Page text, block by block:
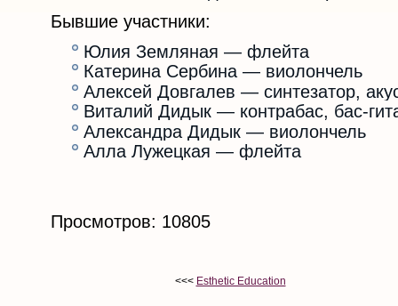
Бывшие участники:
Юлия Земляная — флейта
Катерина Сербина — виолончель
Алексей Довгалев — синтезатор,
Виталий Дидык — контрабас, бас-
Александра Дидык — виолончель
Алла Лужецкая — флейта
Просмотров: 10805
<<< Esthetic Education